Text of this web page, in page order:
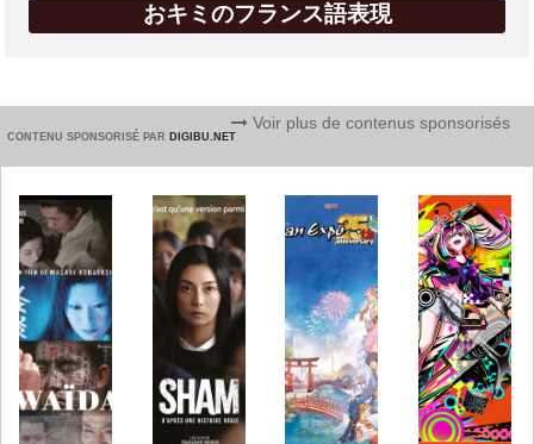
おキミのフランス語表現
CONTENU SPONSORISÉ PAR DIGIBU.NET
Voir plus de contenus sponsorisés